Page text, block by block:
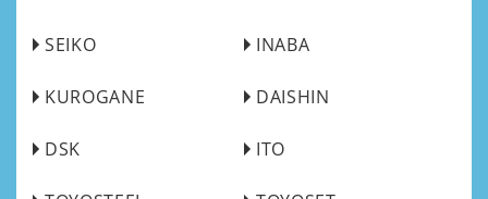
SEIKO INABA
KUROGANE DAISHIN
DSK ITO